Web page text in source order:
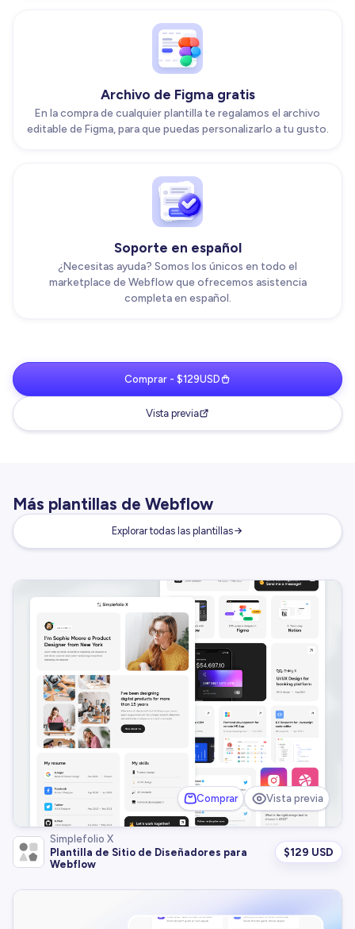
Archivo de Figma gratis
En la compra de cualquier plantilla te regalamos el archivo
editable de Figma, para que puedas personalizarlo a tu gusto.
Soporte en español
¿Necesitas ayuda? Somos los únicos en todo el
marketplace de Webflow que ofrecemos asistencia
completa en español.
Comprar - $129USD
Vista previa
Más plantillas de Webflow
Explorar todas las plantillas
Comprar Vista previa
Simplefolio X
Plantilla de Sitio de Diseñadores para
Webflow
$129 USD